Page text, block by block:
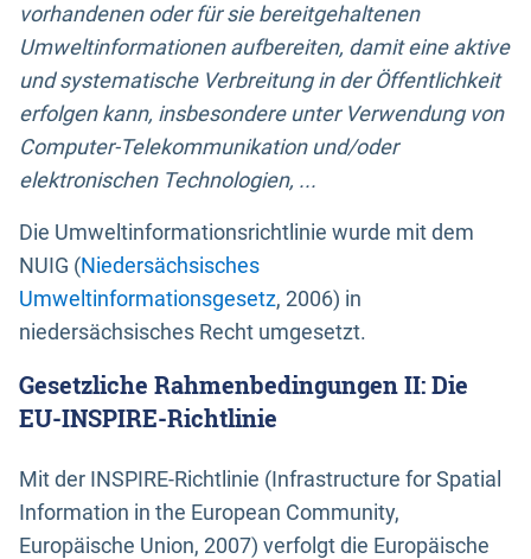
vorhandenen oder für sie bereitgehaltenen
Umweltinformationen aufbereiten, damit eine aktive
und systematische Verbreitung in der Öffentlichkeit
erfolgen kann, insbesondere unter Verwendung von
Computer-Telekommunikation und/oder
elektronischen Technologien, ...
Die Umweltinformationsrichtlinie wurde mit dem
NUIG (Niedersächsisches
Umweltinformationsgesetz, 2006) in
niedersächsisches Recht umgesetzt.
Gesetzliche Rahmenbedingungen II: Die
EU-INSPIRE-Richtlinie
Mit der INSPIRE-Richtlinie (Infrastructure for Spatial
Information in the European Community,
Europäische Union, 2007) verfolgt die Europäische